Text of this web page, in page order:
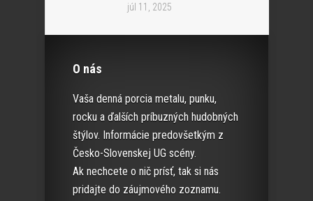
júl 11, 2025
O nás
Vaša denná porcia metalu, punku,
rocku a ďalších príbuzných hudobných
štýlov. Informácie predovšetkým z
Česko-Slovenskej UG scény.
Ak nechcete o nič prísť, tak si nás
pridajte do záujmového zoznamu.